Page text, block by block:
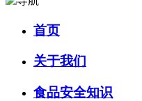
首页
关于我们
食品安全知识